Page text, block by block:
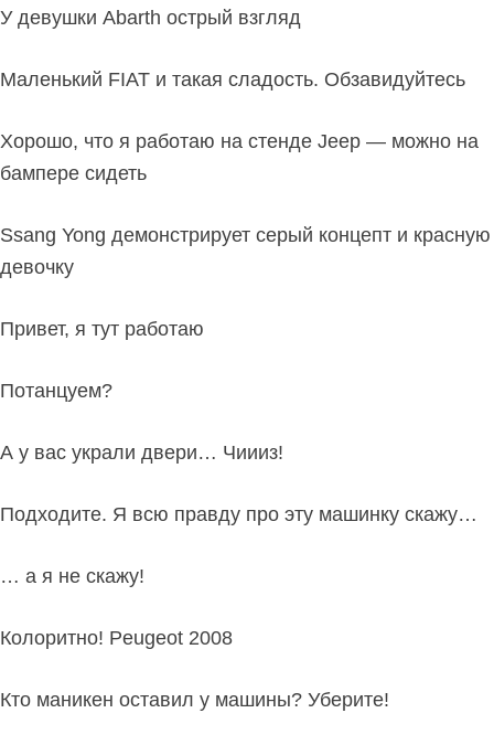
У девушки Abarth острый взгляд
Маленький FIAT и такая сладость. Обзавидуйтесь
Хорошо, что я работаю на стенде Jeep — можно на
бампере сидеть
Ssang Yong демонстрирует серый концепт и красную
девочку
Привет, я тут работаю
Потанцуем?
А у вас украли двери… Чиииз!
Подходите. Я всю правду про эту машинку скажу…
… а я не скажу!
Колоритно! Peugeot 2008
Кто маникен оставил у машины? Уберите!